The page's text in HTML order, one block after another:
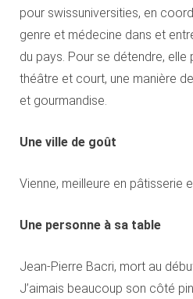
pour swissuniversities, en
genre et médecine dans et
du pays. Pour se détendre,
théâtre et court, une manière
et gourmandise.
Une ville de goût
Vienne, meilleure en pâtisserie
Une personne à sa table
Jean-Pierre Bacri, mort au
J’aimais beaucoup son côté